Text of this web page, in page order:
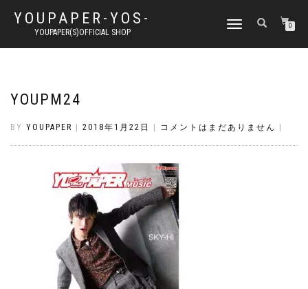
YOUPAPER-YOS-
YOUPAPER(S)OFFICIAL SHOP
ナ
ゲ
り
0
YOUPM24
BY YOUPAPER 2018年1月22日 コメントはまだありません